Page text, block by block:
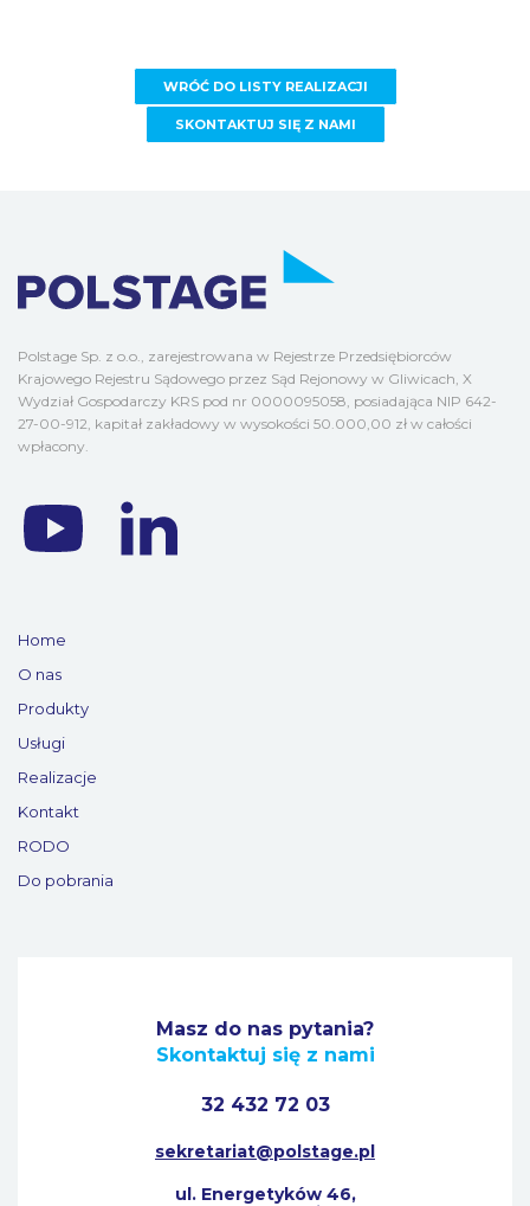
WRÓĆ DO LISTY REALIZACJI
SKONTAKTUJ SIĘ Z NAMI
Polstage Sp. z o.o., zarejestrowana w Rejestrze Przedsiębiorców
Krajowego Rejestru Sądowego przez Sąd Rejonowy w Gliwicach, X
Wydział Gospodarczy KRS pod nr 0000095058, posiadająca NIP 642-
27-00-912, kapitał zakładowy w wysokości 50.000,00 zł w całości
wpłacony.
Home
O nas
Produkty
Usługi
Realizacje
Kontakt
RODO
Do pobrania
Masz do nas pytania?
Skontaktuj się z nami
32 432 72 03
sekretariat@polstage.pl
ul. Energetyków 46,